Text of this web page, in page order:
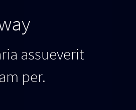
assueverit
per.